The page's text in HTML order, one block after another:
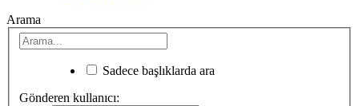
Arama
Sadece başlıklarda ara
Gönderen kullanıcı: